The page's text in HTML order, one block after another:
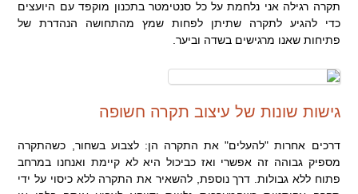
תקרה רגילה אני נלחמת על כל סנטימטר בתכנון מוקפד עם היועצים
כדי להגיע לתקרה שתיתן לפחות שמץ מהתחושה הנהדרת של
פתיחות שאנו מרגישים בשדה וביער.
גישות שונות של עיצוב תקרה חשופה
דרכים אחרות "להעלים" את התקרה הן: לצבוע בשחור, כשהתקרה
מספיק גבוהה זה אפשרי ואז כביכול היא לא קיימת ואנחנו במרחב
פתוח ללא גבולות. דרך נוספת, להשאיר את התקרה ללא כיסוי על ידי